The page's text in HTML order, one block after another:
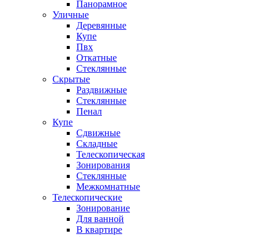
Панорамное
Уличные
Деревянные
Купе
Пвх
Откатные
Стеклянные
Скрытые
Раздвижные
Стеклянные
Пенал
Купе
Сдвижные
Складные
Телескопическая
Зонирования
Стеклянные
Межкомнатные
Телескопические
Зонирование
Для ванной
В квартире